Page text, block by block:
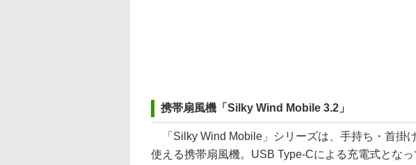
携帯扇風機「Silky Wind Mobile 3.2」
「Silky Wind Mobile」シリーズは、手持ち・首掛
使える携帯扇風機。USB Type-Cによる充電式とな